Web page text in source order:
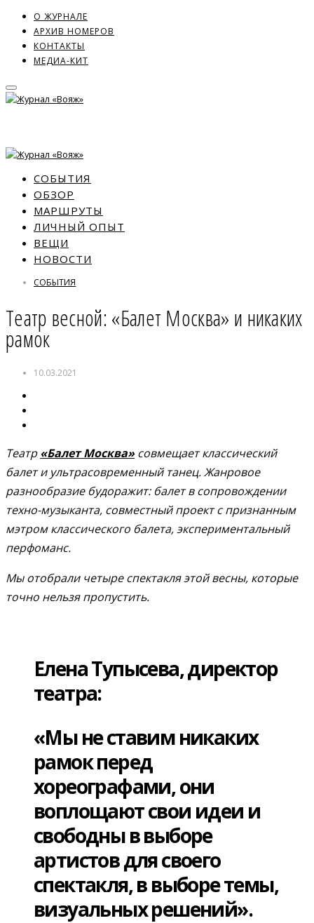
О ЖУРНАЛЕ
АРХИВ НОМЕРОВ
КОНТАКТЫ
МЕДИА-КИТ
СОБЫТИЯ
ОБЗОР
МАРШРУТЫ
ЛИЧНЫЙ ОПЫТ
ВЕЩИ
НОВОСТИ
СОБЫТИЯ
Театр весной: «Балет Москва» и никаких
рамок
10.03.2021
Театр«Балет Москва»совмещает классический
балет и ультрасовременный танец. Жанровое
разнообразие будоражит: балет в сопровождении
техно-музыканта, совместный проект с признанным
мэтром классического балета, экспериментальный
перфоманс.
Мы отобрали четыре спектакля этой весны, которые
точно нельзя пропустить.
Елена Тупысева, директор
театра:
«Мы не ставим никаких
рамок перед
хореографами, они
воплощают свои идеи и
свободны в выборе
артистов для своего
спектакля, в выборе темы,
визуальных решений».